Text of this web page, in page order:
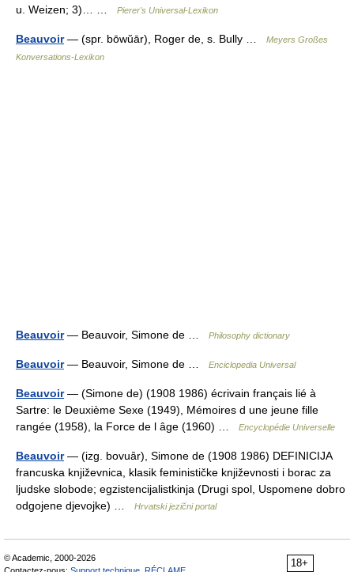
u. Weizen; 3)… …
Pierer's Universal-Lexikon
Beauvoir— (spr. bōwŭār), Roger de, s. Bully …
Meyers Großes
Konversations-Lexikon
Beauvoir— Beauvoir, Simone de … Philosophy dictionary
Beauvoir— Beauvoir, Simone de … Enciclopedia Universal
Beauvoir— (Simone de) (1908 1986) écrivain français lié à
Sartre: le Deuxième Sexe (1949), Mémoires d une jeune fille
rangée (1958), la Force de l âge (1960) …
Encyclopédie Universelle
Beauvoir— (izg. bovuȃr), Simone de (1908 1986) DEFINICIJA
francuska književnica, klasik feminističke književnosti i borac za
ljudske slobode; egzistencijalistkinja (Drugi spol, Uspomene dobro
odgojene djevojke) …
Hrvatski jezični portal
18+
© Academic, 2000-2026